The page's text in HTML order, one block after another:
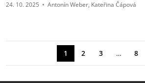
24. 10. 2025 • Antonín Weber Kateřina Čápová
1 2 3 … 8